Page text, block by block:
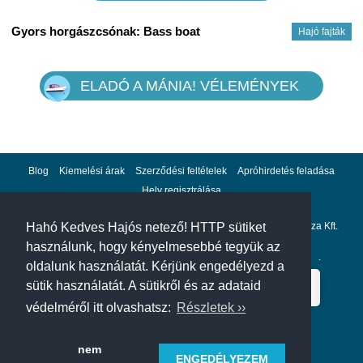
Hahó Kedves Hajós netező! HTTP sütiket
használunk, hogy kényelmesebbé tegyük az
oldalunk használatát. Kérjünk engedélyezd a
sütik használatát. A sütikről és az adataid
védelméről itt olvashatsz: Részletek ››
nem
ENGEDÉLYEZEM
- osztott, zárható kokpitajtó
Hajó fajták
Gyors horgászcsónak: Bass boat
ELADÓ A MÁNIA! VÉLEMÉNYEK
Blog Kiemelési árak Szerződési feltételek
Apróhirdetés feladása
Hely regisztrálása
Adatvédelem Impresszum A hahohajo.hu kiadója a GlobalPlaza Kft.
A hahohajo.hu online bankkártyás fizetési partnere az